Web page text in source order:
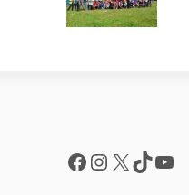
Facebook
Instagram
X TikTok